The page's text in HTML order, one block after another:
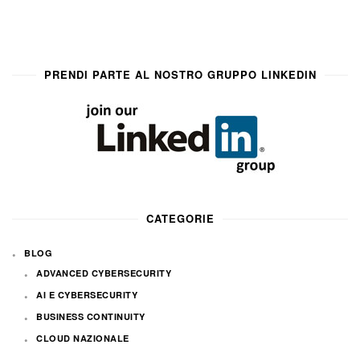
PRENDI PARTE AL NOSTRO GRUPPO LINKEDIN
CATEGORIE
BLOG
ADVANCED CYBERSECURITY
AI E CYBERSECURITY
BUSINESS CONTINUITY
CLOUD NAZIONALE